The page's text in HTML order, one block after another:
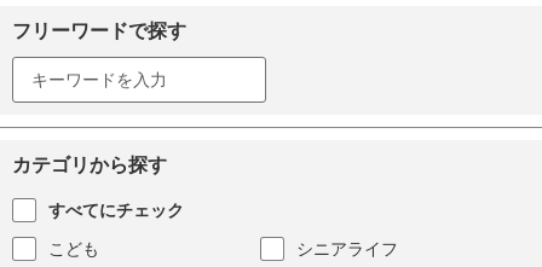
フリーワードで探す
カテゴリから探す
すべてにチェック
こども
シニアライフ